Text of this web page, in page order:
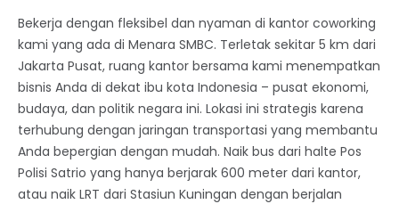
Bekerja dengan fleksibel dan nyaman di kantor coworking
kami yang ada di Menara SMBC. Terletak sekitar 5 km dari
Jakarta Pusat, ruang kantor bersama kami menempatkan
bisnis Anda di dekat ibu kota Indonesia – pusat ekonomi,
budaya, dan politik negara ini. Lokasi ini strategis karena
terhubung dengan jaringan transportasi yang membantu
Anda bepergian dengan mudah. Naik bus dari halte Pos
Polisi Satrio yang hanya berjarak 600 meter dari kantor,
atau naik LRT dari Stasiun Kuningan dengan berjalan